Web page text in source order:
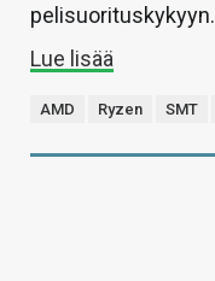
pelisuorituskykyyn.
Lue lisää
AMD Ryzen SMT